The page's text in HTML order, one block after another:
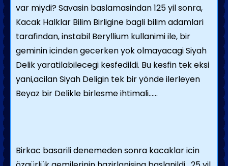
var miydi? Savasin baslamasindan 125 yil sonra,
Kacak Halklar Bilim Birligine bagli bilim adamlari
tarafindan, instabil Beryllium kullanimi ile, bir
geminin icinden gecerken yok olmayacagi Siyah
Delik yaratilabilecegi kesfedildi. Bu kesfin tek eksi
yani,acilan Siyah Deligin tek bir yönde ilerleyen
Beyaz bir Delikle birlesme ihtimali......
Birkac basarili denemeden sonra kacaklar icin